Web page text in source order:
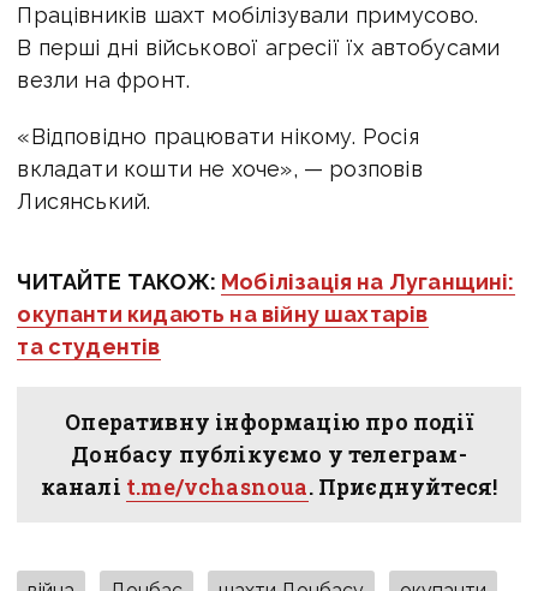
Працівників шахт мобілізували примусово.
В перші дні військової агресії їх автобусами
везли на фронт.
«Відповідно працювати нікому. Росія
вкладати кошти не хоче», — розповів
Лисянський.
ЧИТАЙТЕ ТАКОЖ: Мобілізація на Луганщині:
окупанти кидають на війну шахтарів
та студентів
Оперативну інформацію про події
Донбасу публікуємо у телеграм-
каналі t.me/vchasnoua. Приєднуйтеся!